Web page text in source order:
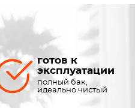
готов к
эксплуатации
полный бак,
идеально чистый